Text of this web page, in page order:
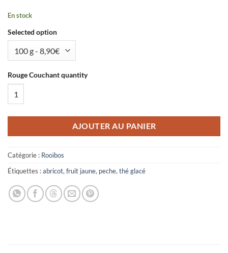
En stock
Selected option
Rouge Couchant quantity
AJOUTER AU PANIER
Catégorie : Rooïbos
Étiquettes :abricot, fruit jaune, peche, thé glacé